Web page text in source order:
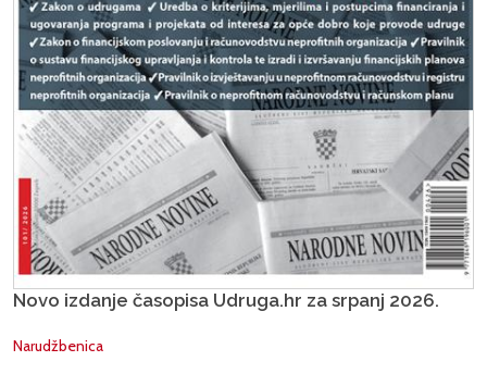
Novo izdanje časopisa Udruga.hr za srpanj 2026.
Narudžbenica